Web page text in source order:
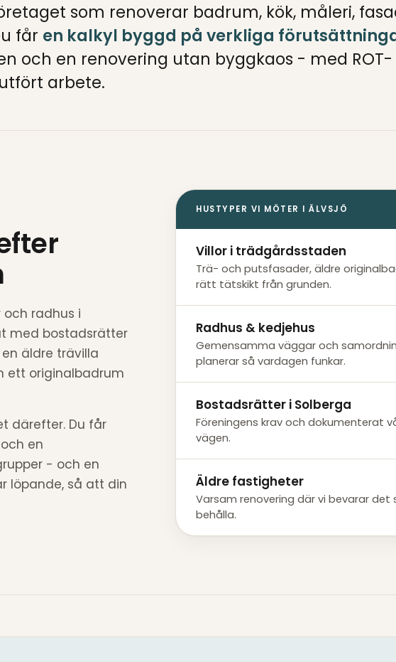
som renoverar badrum, kök, måleri,
får en kalkyl byggd på verkliga
och en renovering utan byggkaos - med ROT-
arbete.
radhus i
med bostadsrätter
en äldre trävilla
ett originalbadrum
därefter. Du får
en
- och en
löpande, så att din
HUSTYPER VI MÖTER I ÄLVSJÖ
Villor i trädgårdsstaden
Trä- och putsfasader, äldre
rätt tätskikt från grunden.
Radhus & kedjehus
Gemensamma väggar och
planerar så vardagen funkar.
Bostadsrätter i Solberga
Föreningens krav och dokumenterat
vägen.
Äldre fastigheter
Varsam renovering där vi bevarar
behålla.